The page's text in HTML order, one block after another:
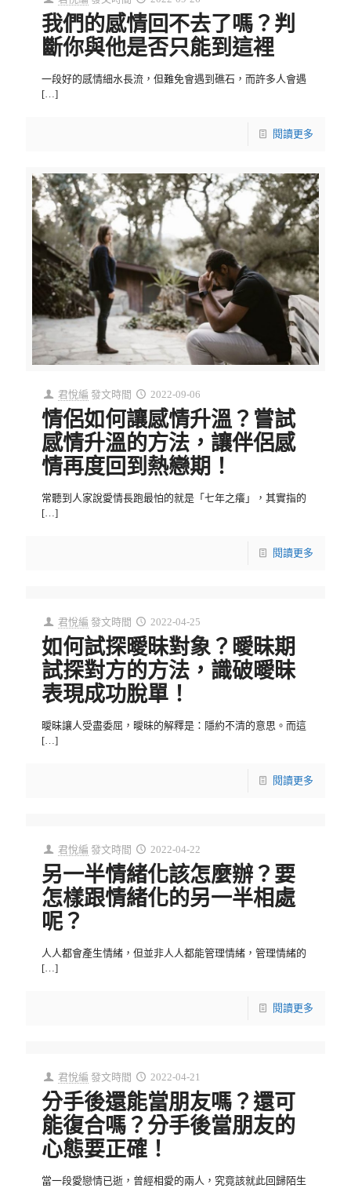
我們的感情回不去了嗎？判
斷你與他是否只能到這裡
一段好的感情細水長流，但難免會遇到礁石，而許多人會遇
[…]
閱讀更多
君悅編 發文時間 2022-09-06
情侶如何讓感情升溫？嘗試
感情升溫的方法，讓伴侶感
情再度回到熱戀期！
常聽到人家說愛情長跑最怕的就是「七年之癢」，其實指的
[…]
閱讀更多
君悅編 發文時間 2022-04-25
如何試探曖昧對象？曖昧期
試探對方的方法，識破曖昧
表現成功脫單！
曖昧讓人受盡委屈，曖昧的解釋是：隱約不清的意思。而這
[…]
閱讀更多
君悅編 發文時間 2022-04-22
另一半情緒化該怎麼辦？要
怎樣跟情緒化的另一半相處
呢？
人人都會產生情緒，但並非人人都能管理情緒，管理情緒的
[…]
閱讀更多
君悅編 發文時間 2022-04-21
分手後還能當朋友嗎？還可
能復合嗎？分手後當朋友的
心態要正確！
當一段愛戀情已逝，曾經相愛的兩人，究竟該就此回歸陌生